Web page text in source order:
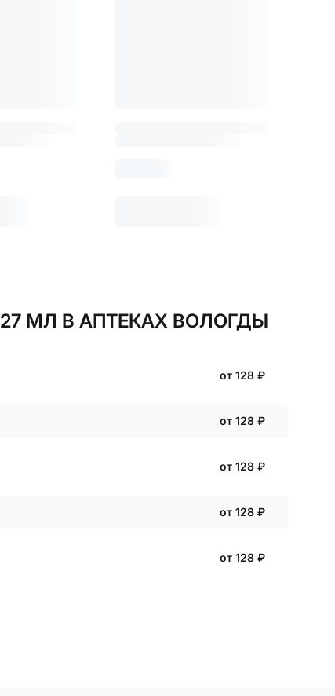
МЛ В АПТЕКАХ ВОЛОГДЫ
от 128 ₽
от 128 ₽
от 128 ₽
от 128 ₽
от 128 ₽